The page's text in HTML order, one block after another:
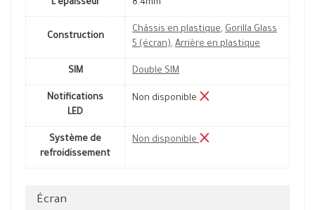
L'épaisseur 8.4mm
Construction
Châssis en plastique, Gorilla Glass
5 (écran), Arrière en plastique
SIM Double SIM
Notifications
LED
Non disponible
Système de
refroidissement
Non disponible
Écran